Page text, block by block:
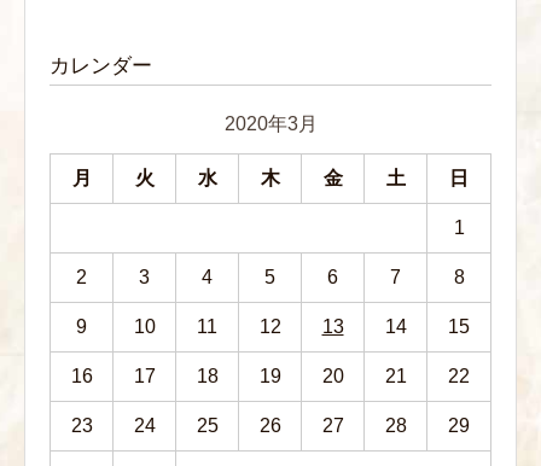
カレンダー
2020年3月
月 火 水 木 金 土 日
1
2 3 4 5 6 7 8
9 10 11 12 13 14 15
16 17 18 19 20 21 22
23 24 25 26 27 28 29